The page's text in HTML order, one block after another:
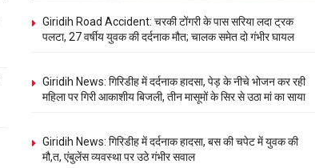
Giridih Road Accident: चरकी टोंगरी के पास सरिया लदा ट्रक
पलटा, 27 वर्षीय युवक की दर्दनाक मौत; चालक समेत दो गंभीर घायल
Giridih News: गिरिडीह में दर्दनाक हादसा, पेड़ के नीचे भोजन कर रही
महिला पर गिरी आकाशीय बिजली, तीन मासूमों के सिर से उठा मां का साया
Giridih News: गिरिडीह में दर्दनाक हादसा, बस की चपेट में युवक की
मौ,त, एंबुलेंस व्यवस्था पर उठे गंभीर सवाल